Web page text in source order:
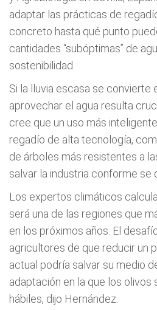
adaptar las prácticas de
concreto hasta qué punto
cantidades “subóptimas” de
sostenibilidad.
Si la lluvia escasa se convierte
aprovechar el agua resulta
cree que un uso más
regadío de alta tecnología,
de árboles más resistentes a
salvar la industria conforme se
Los expertos climáticos
será una de las regiones que
en los próximos años. El
agricultores de que reducir un
actual podría salvar su medio
adaptación en la que los olivos
hábiles, dijo Hernández.